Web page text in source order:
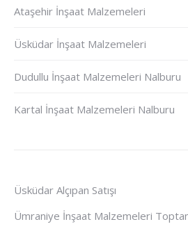
Ataşehir İnşaat Malzemeleri
Üsküdar İnşaat Malzemeleri
Dudullu İnşaat Malzemeleri Nalburu
Kartal İnşaat Malzemeleri Nalburu
Üsküdar Alçıpan Satışı
Ümraniye İnşaat Malzemeleri